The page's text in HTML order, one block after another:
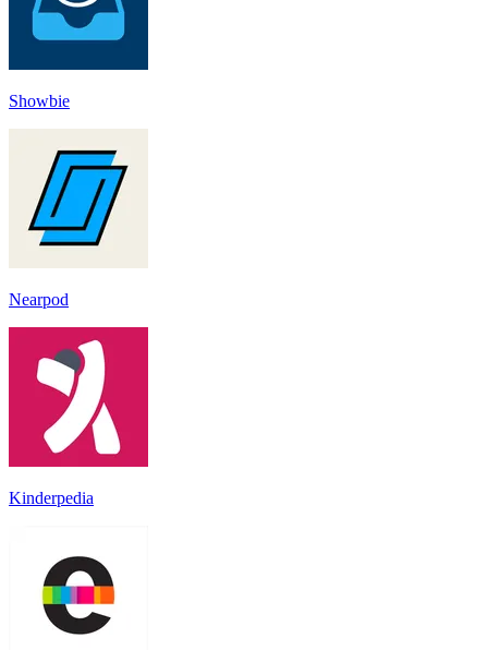
Showbie
Nearpod
Kinderpedia